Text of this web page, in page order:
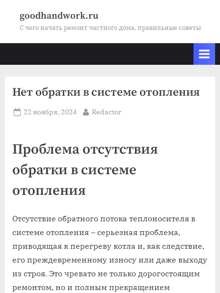
goodhandwork.ru
С чего начать ремонт частного дома, правильные советы
Нет обратки в системе отопления
Posted
22 ноября, 2024 By
Redactor
Проблема отсутствия
обратки в системе
отопления
Отсутствие обратного потока теплоносителя в
системе отопления – серьезная проблема,
приводящая к перегреву котла и, как следствие,
его преждевременному износу или даже выходу
из строя. Это чревато не только дорогостоящим
ремонтом, но и полным прекращением